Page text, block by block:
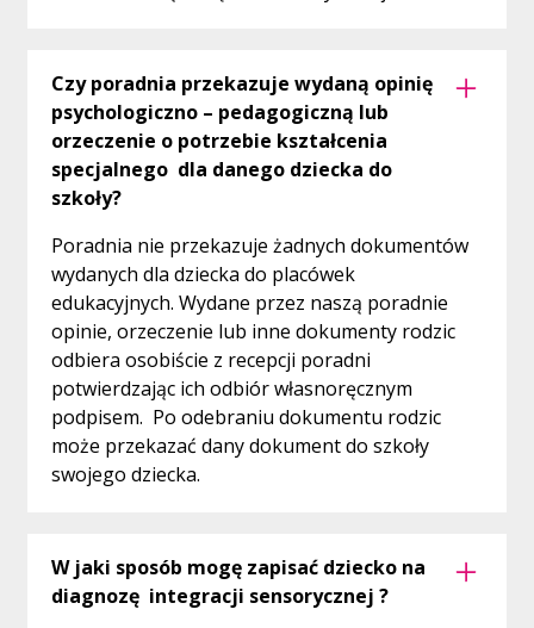
Czy poradnia przekazuje wydaną opinię
psychologiczno – pedagogiczną lub
orzeczenie o potrzebie kształcenia
specjalnego dla danego dziecka do
szkoły?
Poradnia nie przekazuje żadnych dokumentów
wydanych dla dziecka do placówek
edukacyjnych. Wydane przez naszą poradnie
opinie, orzeczenie lub inne dokumenty rodzic
odbiera osobiście z recepcji poradni
potwierdzając ich odbiór własnoręcznym
podpisem. Po odebraniu dokumentu rodzic
może przekazać dany dokument do szkoły
swojego dziecka.
W jaki sposób mogę zapisać dziecko na
diagnozę integracji sensorycznej ?